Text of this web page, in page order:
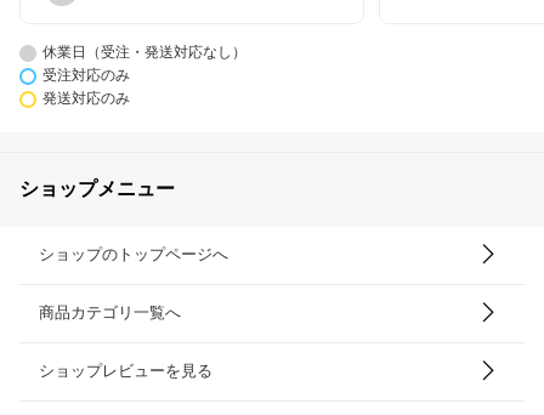
休業日（受注・発送対応なし）
受注対応のみ
発送対応のみ
ショップメニュー
ショップのトップページへ
商品カテゴリ一覧へ
ショップレビューを見る